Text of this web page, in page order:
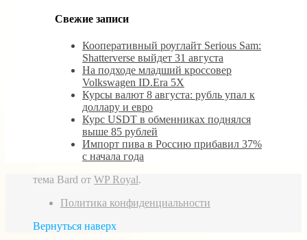
Свежие записи
Кооперативный роуглайт Serious Sam:
Shatterverse выйдет 31 августа
На подходе младший кроссовер
Volkswagen ID.Era 5X
Курсы валют 8 августа: рубль упал к
доллару и евро
Курс USDT в обменниках поднялся
выше 85 рублей
Импорт пива в Россию прибавил 37%
с начала года
тема Bard от WP Royal.
Политика конфиденциальности
Вернуться наверх